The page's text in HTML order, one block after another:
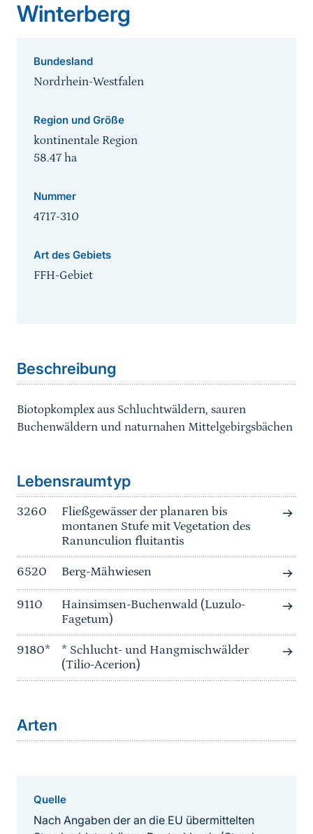
Winterberg
Bundesland
Nordrhein-Westfalen
Region und Größe
kontinentale Region
58.47 ha
Nummer
4717-310
Art des Gebiets
FFH-Gebiet
Beschreibung
Biotopkomplex aus Schluchtwäldern, sauren
Buchenwäldern und naturnahen Mittelgebirgsbächen
Lebensraumtyp
3260
Fließgewässer der planaren bis
montanen Stufe mit Vegetation des
Ranunculion fluitantis
6520 Berg-Mähwiesen
9110
Hainsimsen-Buchenwald (Luzulo-
Fagetum)
9180*
* Schlucht- und Hangmischwälder
(Tilio-Acerion)
Arten
Quelle
Nach Angaben der an die EU übermittelten